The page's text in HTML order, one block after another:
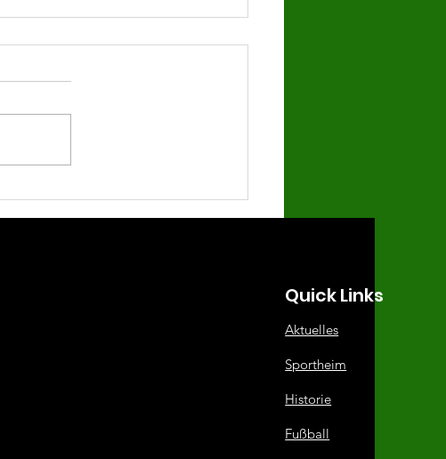
erneut vermeidbare
Heimniederlage
Aktuelles
Sportheim
Historie
Fußball
Quick Links